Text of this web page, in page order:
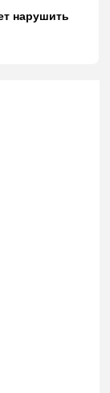
нарушить